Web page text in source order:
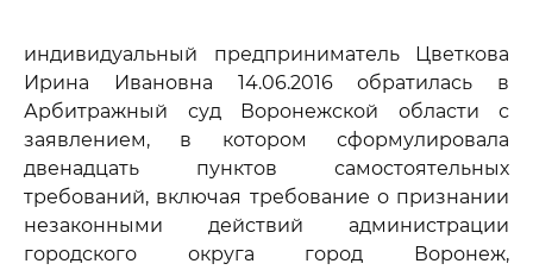
индивидуальный предприниматель Цветкова
Ирина Ивановна 14.06.2016 обратилась в
Арбитражный суд Воронежской области с
заявлением, в котором сформулировала
двенадцать пунктов самостоятельных
требований, включая требование о признании
незаконными действий администрации
городского округа город Воронеж,